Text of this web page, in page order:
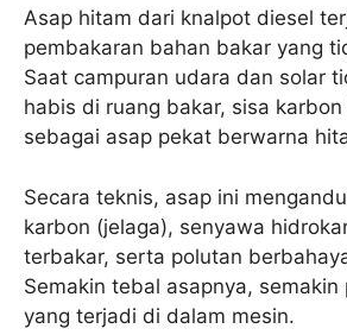
Asap hitam dari knalpot diesel
pembakaran bahan bakar yang
Saat campuran udara dan solar
habis di ruang bakar, sisa
sebagai asap pekat berwarna
Secara teknis, asap ini
karbon (jelaga), senyawa
terbakar, serta polutan
Semakin tebal asapnya, semakin
yang terjadi di dalam mesin.